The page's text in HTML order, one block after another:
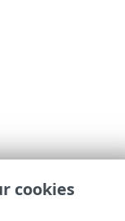
cookies